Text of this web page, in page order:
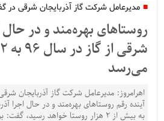
مدیرعامل شرکت گاز آذربایجان شرقی در
روستاهای بهره‌مند و در حال
می‌رسد
اهرامروز: مدیرعامل شرکت گاز آذربایجان
آینده رقم روستاهای بهره‌مند و در حال اجرا